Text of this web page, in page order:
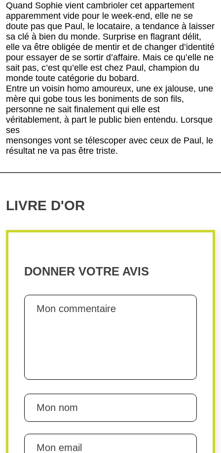
Quand Sophie vient cambrioler cet appartement
apparemment vide pour le week-end, elle ne se
doute pas que Paul, le locataire, a tendance à laisser
sa clé à bien du monde. Surprise en flagrant délit,
elle va être obligée de mentir et de changer d’identité
pour essayer de se sortir d’affaire. Mais ce qu’elle ne
sait pas, c’est qu’elle est chez Paul, champion du
monde toute catégorie du bobard.
Entre un voisin homo amoureux, une ex jalouse, une
mère qui gobe tous les boniments de son fils,
personne ne sait finalement qui elle est
véritablement, à part le public bien entendu. Lorsque
ses
mensonges vont se télescoper avec ceux de Paul, le
résultat ne va pas être triste.
LIVRE D'OR
DONNER VOTRE AVIS